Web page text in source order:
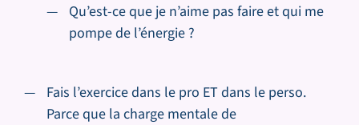
Qu’est-ce que je n’aime pas faire et qui me
pompe de l’énergie ?
Fais l’exercice dans le pro ET dans le perso.
Parce que la charge mentale de